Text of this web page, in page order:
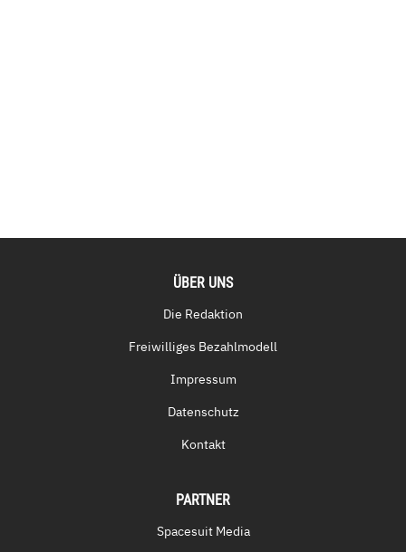
ÜBER UNS
Die Redaktion
Freiwilliges Bezahlmodell
Impressum
Datenschutz
Kontakt
PARTNER
Spacesuit Media